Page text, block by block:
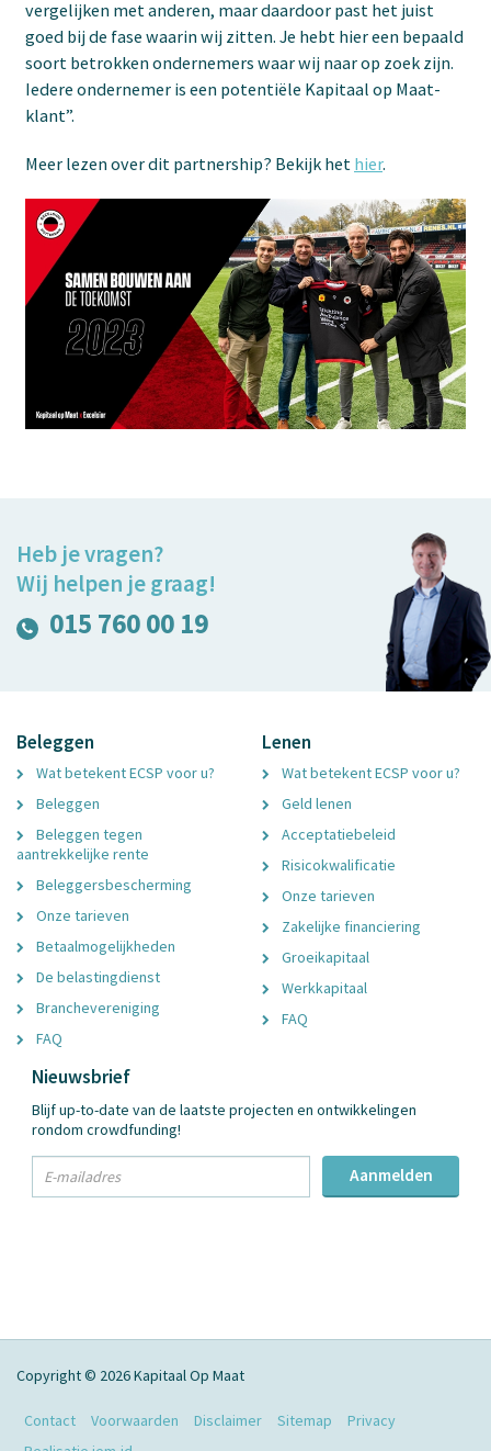
vergelijken met anderen, maar daardoor past het juist
goed bij de fase waarin wij zitten. Je hebt hier een bepaald
soort betrokken ondernemers waar wij naar op zoek zijn.
Iedere ondernemer is een potentiële Kapitaal op Maat-
klant”.
Meer lezen over dit partnership? Bekijk het hier.
Heb je vragen?
Wij helpen je graag!
015 760 00 19
Beleggen
Wat betekent ECSP voor u?
Beleggen
Beleggen tegen
aantrekkelijke rente
Beleggersbescherming
Onze tarieven
Betaalmogelijkheden
De belastingdienst
Branchevereniging
FAQ
Lenen
Wat betekent ECSP voor u?
Geld lenen
Acceptatiebeleid
Risicokwalificatie
Onze tarieven
Zakelijke financiering
Groeikapitaal
Werkkapitaal
FAQ
Nieuwsbrief
Blijf up-to-date van de laatste projecten en ontwikkelingen
rondom crowdfunding!
Email
Aanmelden
Copyright © 2026 Kapitaal Op Maat
Contact Voorwaarden Disclaimer Sitemap
Privacy